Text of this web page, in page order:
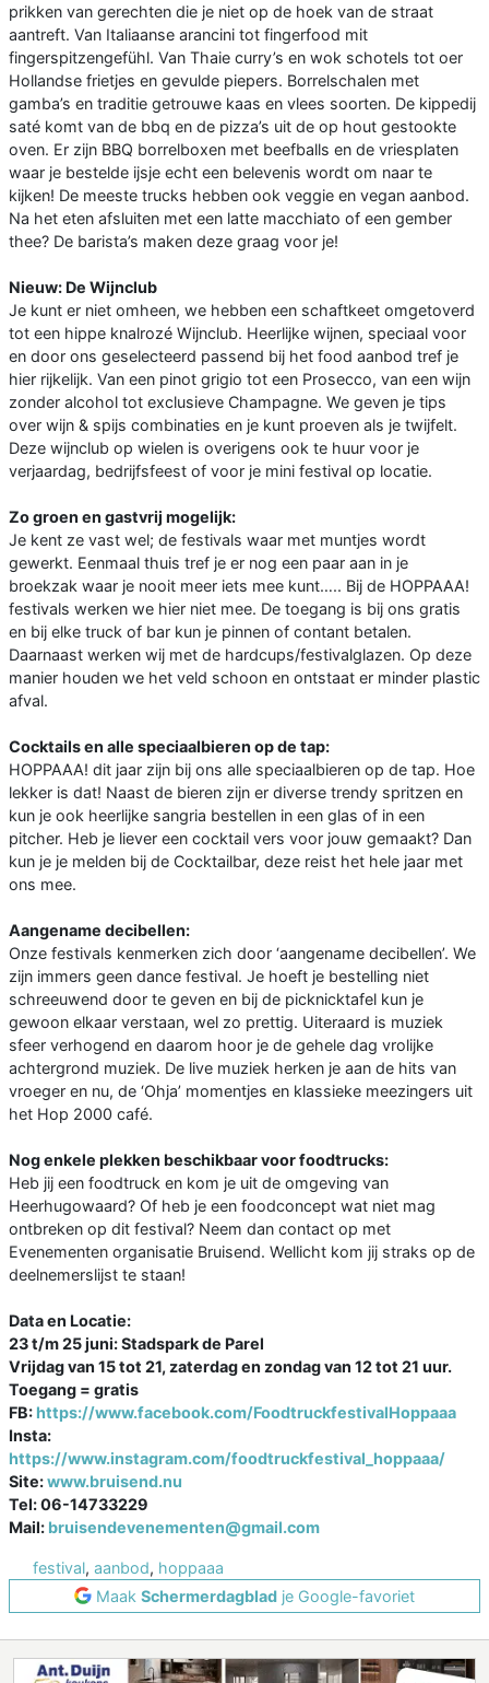
prikken van gerechten die je niet op de hoek van de straat
aantreft. Van Italiaanse arancini tot fingerfood mit
fingerspitzengefühl. Van Thaie curry’s en wok schotels tot oer
Hollandse frietjes en gevulde piepers. Borrelschalen met
gamba’s en traditie getrouwe kaas en vlees soorten. De kippedij
saté komt van de bbq en de pizza’s uit de op hout gestookte
oven. Er zijn BBQ borrelboxen met beefballs en de vriesplaten
waar je bestelde ijsje echt een belevenis wordt om naar te
kijken! De meeste trucks hebben ook veggie en vegan aanbod.
Na het eten afsluiten met een latte macchiato of een gember
thee? De barista’s maken deze graag voor je!
Nieuw: De Wijnclub
Je kunt er niet omheen, we hebben een schaftkeet omgetoverd
tot een hippe knalrozé Wijnclub. Heerlijke wijnen, speciaal voor
en door ons geselecteerd passend bij het food aanbod tref je
hier rijkelijk. Van een pinot grigio tot een Prosecco, van een wijn
zonder alcohol tot exclusieve Champagne. We geven je tips
over wijn & spijs combinaties en je kunt proeven als je twijfelt.
Deze wijnclub op wielen is overigens ook te huur voor je
verjaardag, bedrijfsfeest of voor je mini festival op locatie.
Zo groen en gastvrij mogelijk:
Je kent ze vast wel; de festivals waar met muntjes wordt
gewerkt. Eenmaal thuis tref je er nog een paar aan in je
broekzak waar je nooit meer iets mee kunt….. Bij de HOPPAAA!
festivals werken we hier niet mee. De toegang is bij ons gratis
en bij elke truck of bar kun je pinnen of contant betalen.
Daarnaast werken wij met de hardcups/festivalglazen. Op deze
manier houden we het veld schoon en ontstaat er minder plastic
afval.
Cocktails en alle speciaalbieren op de tap:
HOPPAAA! dit jaar zijn bij ons alle speciaalbieren op de tap. Hoe
lekker is dat! Naast de bieren zijn er diverse trendy spritzen en
kun je ook heerlijke sangria bestellen in een glas of in een
pitcher. Heb je liever een cocktail vers voor jouw gemaakt? Dan
kun je je melden bij de Cocktailbar, deze reist het hele jaar met
ons mee.
Aangename decibellen:
Onze festivals kenmerken zich door ‘aangename decibellen’. We
zijn immers geen dance festival. Je hoeft je bestelling niet
schreeuwend door te geven en bij de picknicktafel kun je
gewoon elkaar verstaan, wel zo prettig. Uiteraard is muziek
sfeer verhogend en daarom hoor je de gehele dag vrolijke
achtergrond muziek. De live muziek herken je aan de hits van
vroeger en nu, de ‘Ohja’ momentjes en klassieke meezingers uit
het Hop 2000 café.
Nog enkele plekken beschikbaar voor foodtrucks:
Heb jij een foodtruck en kom je uit de omgeving van
Heerhugowaard? Of heb je een foodconcept wat niet mag
ontbreken op dit festival? Neem dan contact op met
Evenementen organisatie Bruisend. Wellicht kom jij straks op de
deelnemerslijst te staan!
Data en Locatie:
23 t/m 25 juni: Stadspark de Parel
Vrijdag van 15 tot 21, zaterdag en zondag van 12 tot 21 uur.
Toegang = gratis
FB:https://www.facebook.com/FoodtruckfestivalHoppaaa
Insta:
https://www.instagram.com/foodtruckfestival_hoppaaa/
Site:www.bruisend.nu
Tel: 06-14733229
Mail: bruisendevenementen@gmail.com
festival, aanbod, hoppaaa
Maak Schermerdagblad je Google-favoriet